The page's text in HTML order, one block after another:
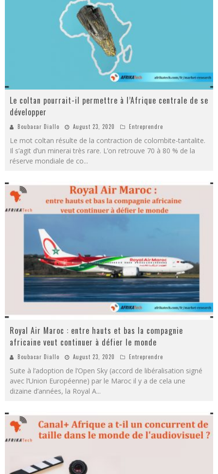
Le coltan pourrait-il permettre à l’Afrique centrale de se
développer
Boubacar Diallo August 23, 2020 Entreprendre
Le mot coltan résulte de la contraction de colombite-tantalite.
Il s’agit d’un minerai très rare. L’on retrouve 70 à 80 % de la
réserve mondiale de co...
Royal Air Maroc : entre hauts et bas la compagnie
africaine veut continuer à défier le monde
Boubacar Diallo August 23, 2020 Entreprendre
Suite à l’adoption de l’Open Sky (accord de libéralisation signé
avec l’Union Européenne) par le Maroc il y a de cela une
dizaine d’années, la Royal A...